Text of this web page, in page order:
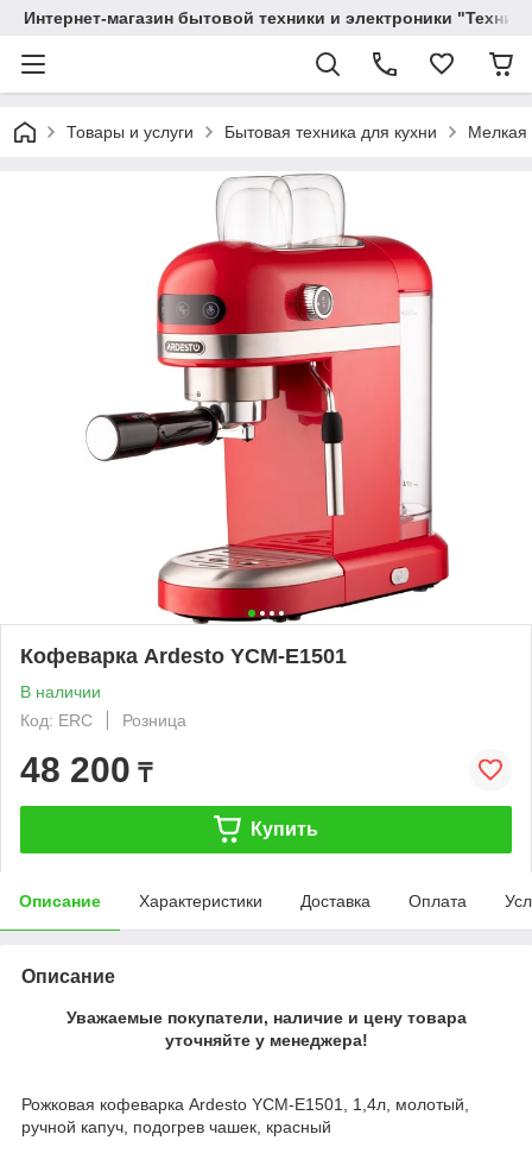
Интернет-магазин бытовой техники и электроники
Товары и услуги Бытовая техника для кухни Мелкая
Кофеварка Ardesto YCM-E1501
В наличии
Код: ERC
Розница
48 200 ₸
Купить
Описание Характеристики Доставка Оплата
Описание
Уважаемые покупатели, наличие и цену товара
уточняйте у менеджера!
Рожковая кофеварка Ardesto YCM-E1501, 1,4л, молотый,
ручной капуч, подогрев чашек, красный